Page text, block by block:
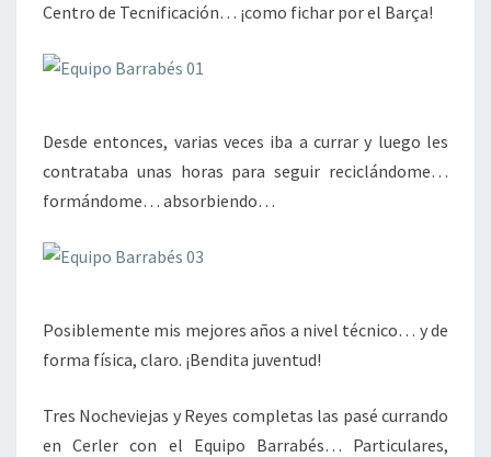
Centro de Tecnificación… ¡como fichar por el Barça!
Desde entonces, varias veces iba a currar y luego les
contrataba unas horas para seguir reciclándome…
formándome… absorbiendo…
Posiblemente mis mejores años a nivel técnico… y de
forma física, claro. ¡Bendita juventud!
Tres Nocheviejas y Reyes completas las pasé currando
en Cerler con el Equipo Barrabés… Particulares,